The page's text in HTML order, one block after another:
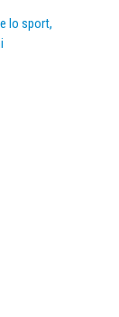
lo sport,